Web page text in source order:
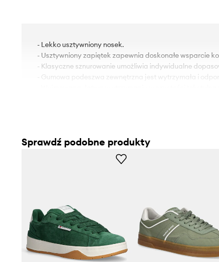
- Lekko usztywniony nosek.
- Usztywniony zapiętek zapewnia doskonałe wsparcie
- Klasyczne sznurowanie umożliwia indywidualne
- Gumowa podeszwa zewnętrzna jest wytrzymała i
Sprawdź podobne produkty